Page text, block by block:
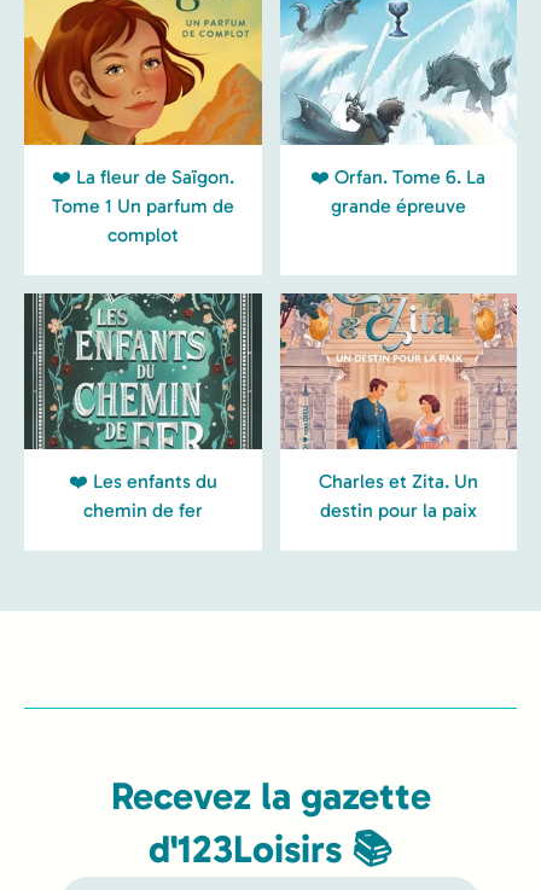
❤️ La fleur de Saïgon.
Tome 1 Un parfum de
complot
❤️ Orfan. Tome 6. La
grande épreuve
❤️ Les enfants du
chemin de fer
Charles et Zita. Un
destin pour la paix
Recevez la gazette
d'123Loisirs 📚